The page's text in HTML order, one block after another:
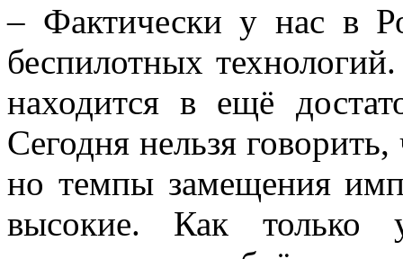
– Фактически у нас в
беспилотных
находится в ещё
Сегодня нельзя
но темпы замещения
высокие. Как только